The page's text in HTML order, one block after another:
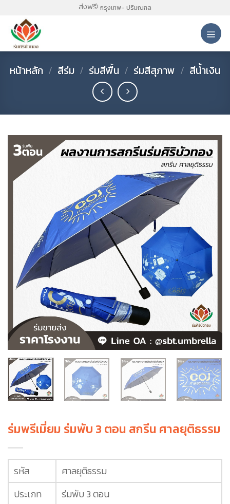
content
ส่งฟรี! กรุงเทพ- ปริมณฑล
หน้าหลัก / สีร่ม / ร่มสีพื้น / ร่มสีสุภาพ / สีน้ำเงิน
ร่มพรีเมี่ยม ร่มพับ 3 ตอน สกรีน ศาลยุติธรรม
รหัส
ศาลยุติธรรม
ประเภท
ร่มพับ 3 ตอน